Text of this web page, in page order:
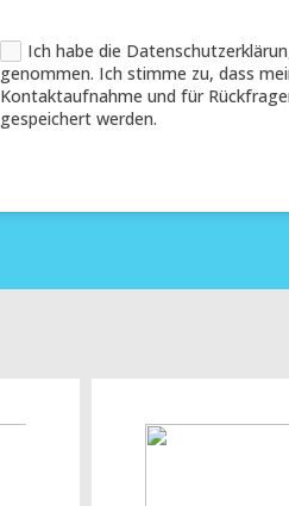
Ich habe die
genommen. Ich stimme zu, dass
Kontaktaufnahme und für
gespeichert werden.